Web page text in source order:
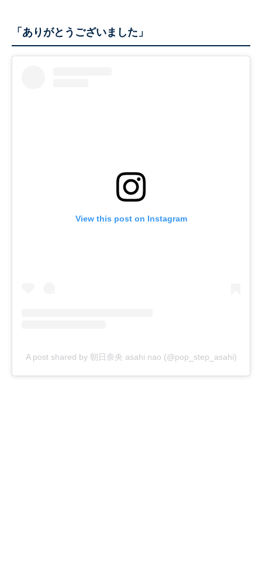
「ありがとうございました」
View this post on Instagram
A post shared by 朝日奈央 asahi nao (@pop_step_asahi)